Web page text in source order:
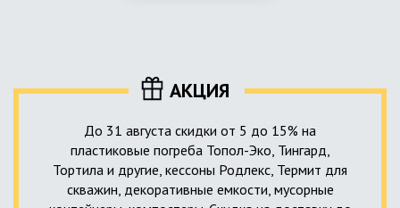
от исполнения.
АКЦИЯ
До 31 августа скидки от 5 до 15% на
пластиковые погреба Топол-Эко, Тингард,
Тортила и другие, кессоны Родлекс, Термит для
скважин, декоративные емкости, мусорные